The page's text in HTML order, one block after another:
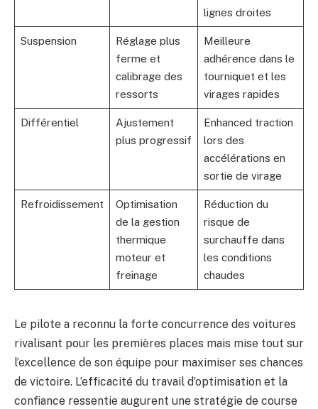
lignes droites
Suspension
Réglage plus
ferme et
calibrage des
ressorts
Meilleure
adhérence dans le
tourniquet et les
virages rapides
Différentiel
Ajustement
plus progressif
Enhanced traction
lors des
accélérations en
sortie de virage
Refroidissement
Optimisation
de la gestion
thermique
moteur et
freinage
Réduction du
risque de
surchauffe dans
les conditions
chaudes
Le pilote a reconnu la forte concurrence des voitures
rivalisant pour les premières places mais mise tout sur
l’excellence de son équipe pour maximiser ses chances
de victoire. L’efficacité du travail d’optimisation et la
confiance ressentie augurent une stratégie de course